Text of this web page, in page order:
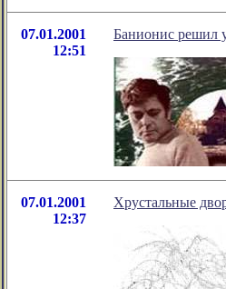
07.01.2001
12:51
Банионис решил
07.01.2001
12:37
Хрустальные